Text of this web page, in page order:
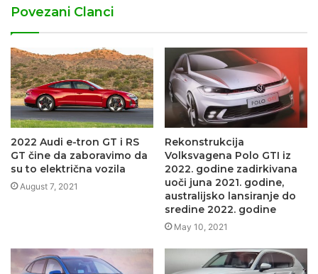
Povezani Clanci
2022 Audi e-tron GT i RS
GT čine da zaboravimo da
su to električna vozila
August 7, 2021
Rekonstrukcija
Volksvagena Polo GTI iz
2022. godine zadirkivana
uoči juna 2021. godine,
australijsko lansiranje do
sredine 2022. godine
May 10, 2021